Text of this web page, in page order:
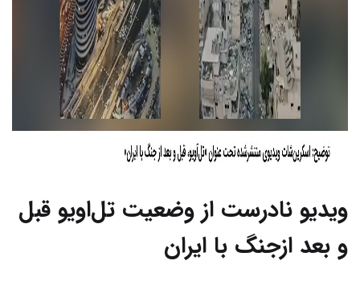
ویدیو نادرست از وضعیت تل‌اویو قبل
و بعد ازجنگ با ایران